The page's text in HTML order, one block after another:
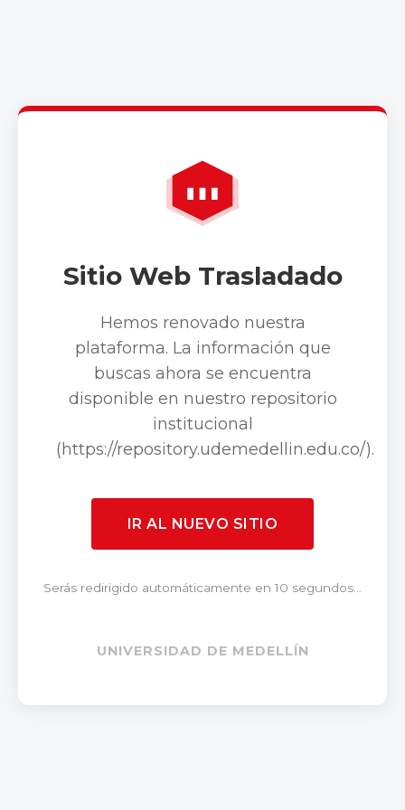
Sitio Web Trasladado
Hemos renovado nuestra
plataforma. La información que
buscas ahora se encuentra
disponible en nuestro repositorio
institucional
(https://repository.udemedellin.edu.co/).
IR AL NUEVO SITIO
Serás redirigido automáticamente en 10 segundos...
UNIVERSIDAD DE MEDELLÍN